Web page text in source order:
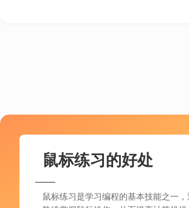
鼠标练习的好处
鼠标练习是学习编程的基本技能之一